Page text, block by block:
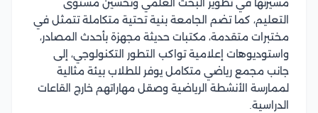
مسيرتها في تطوير البحث العلمي وتحسين مستوى
التعليم، كما تضم الجامعة بنية تحتية متكاملة تتمثل في
مختبرات متقدمة، مكتبات حديثة مجهزة بأحدث المصادر،
واستوديوهات إعلامية تواكب التطور التكنولوجي، إلى
جانب مجمع رياضي متكامل يوفر للطلاب بيئة مثالية
لممارسة الأنشطة الرياضية وصقل مهاراتهم خارج القاعات
الدراسية.